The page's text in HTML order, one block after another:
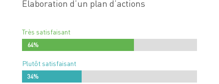
Elaboration d’un plan d’actions
Très satisfaisant
64%
64%
Plutôt satisfaisant
34%
34%